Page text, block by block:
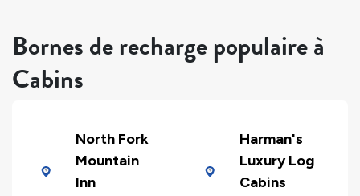
Bornes de recharge populaire à
Cabins
North Fork
Mountain
Inn
Harman's
Luxury Log
Cabins